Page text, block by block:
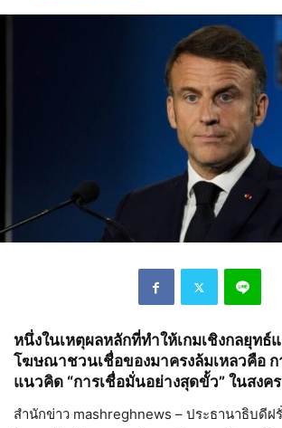
หนึ่งในเหตุผลหลักที่ทำให้เกมเชิงกลยุทธ์
โฆษณาชวนเชื่อของมาครงล้มเหลวคือ
แนวคิด “การเชื่อมั่นอย่างสุดขั้ว” ในสงค
สำนักข่าว mashreghnews – ประธานาธิบดีฝ